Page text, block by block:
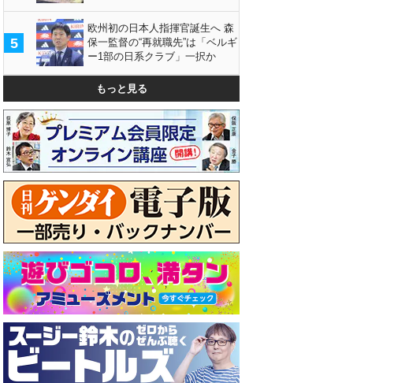
5
欧州初の日本人指揮官誕生へ 森
保一監督の“再就職先”は「ベルギ
ー1部の日系クラブ」一択か
もっと見る